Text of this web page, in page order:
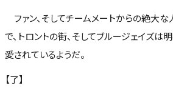
ファン、そしてチームメートからの絶大
で、トロントの街、そしてブルージェイズは
愛されているようだ。
【了】